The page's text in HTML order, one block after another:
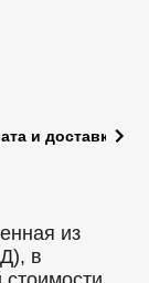
и доставка
из
в